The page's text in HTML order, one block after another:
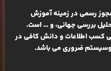
رسمی در زمینهآموزش
بررسی جهانی، و … است.
کسب اطلاعات و دانش کافی در
ضروری می باشد.